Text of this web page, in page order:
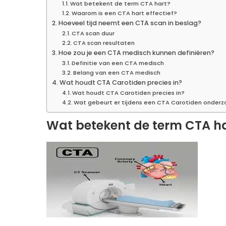
Wat betekent de term CTA hart?
Waarom is een CTA hart effectief?
Hoeveel tijd neemt een CTA scan in beslag?
CTA scan duur
CTA scan resultaten
Hoe zou je een CTA medisch kunnen definiëren?
Definitie van een CTA medisch
Belang van een CTA medisch
Wat houdt CTA Carotiden precies in?
Wat houdt CTA Carotiden precies in?
Wat gebeurt er tijdens een CTA Carotiden
Wat betekent de term CTA